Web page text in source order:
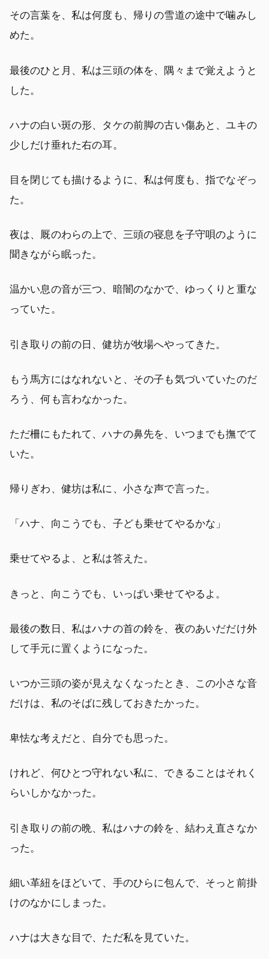
その言葉を、私は何度も、帰りの雪道の途中で噛みし
めた。
最後のひと月、私は三頭の体を、隅々まで覚えようと
した。
ハナの白い斑の形、タケの前脚の古い傷あと、ユキの
少しだけ垂れた右の耳。
目を閉じても描けるように、私は何度も、指でなぞっ
た。
夜は、厩のわらの上で、三頭の寝息を子守唄のように
聞きながら眠った。
温かい息の音が三つ、暗闇のなかで、ゆっくりと重な
っていた。
引き取りの前の日、健坊が牧場へやってきた。
もう馬方にはなれないと、その子も気づいていたのだ
ろう、何も言わなかった。
ただ柵にもたれて、ハナの鼻先を、いつまでも撫でて
いた。
帰りぎわ、健坊は私に、小さな声で言った。
「ハナ、向こうでも、子ども乗せてやるかな」
乗せてやるよ、と私は答えた。
きっと、向こうでも、いっぱい乗せてやるよ。
最後の数日、私はハナの首の鈴を、夜のあいだだけ外
して手元に置くようになった。
いつか三頭の姿が見えなくなったとき、この小さな音
だけは、私のそばに残しておきたかった。
卑怯な考えだと、自分でも思った。
けれど、何ひとつ守れない私に、できることはそれく
らいしかなかった。
引き取りの前の晩、私はハナの鈴を、結わえ直さなか
った。
細い革紐をほどいて、手のひらに包んで、そっと前掛
けのなかにしまった。
ハナは大きな目で、ただ私を見ていた。